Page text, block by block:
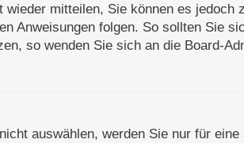
mitteilen, Sie können es jedoch
Anweisungen folgen. So sollten Sie
so wenden Sie sich an die Board-
auswählen, werden Sie nur für